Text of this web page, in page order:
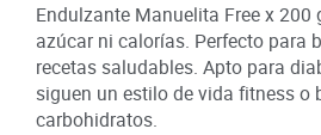
Endulzante Manuelita Free x 200
azúcar ni calorías. Perfecto para
recetas saludables. Apto para
siguen un estilo de vida fitness o
carbohidratos.